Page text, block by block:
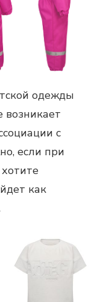
одежды
возникает
с
если при
как